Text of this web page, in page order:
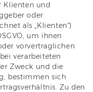
Klienten und
oder
als „Klienten“)
um ihnen
vorvertraglichen
verarbeiteten
Zweck und die
bestimmen sich
Zu den